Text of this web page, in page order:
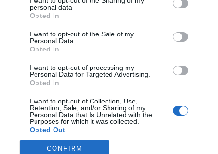
personal data.
Opted In
I want to opt-out of the Sale of my
Personal Data.
Opted In
I want to opt-out of processing my
Personal Data for Targeted Advertising.
Opted In
I want to opt-out of Collection, Use,
Retention, Sale, and/or Sharing of my
Personal Data that Is Unrelated with the
Purposes for which it was collected.
Opted Out
CONFIRM